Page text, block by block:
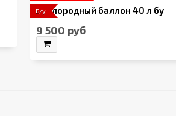
Б/у
Кислородный баллон 40 л бу
9 500 руб